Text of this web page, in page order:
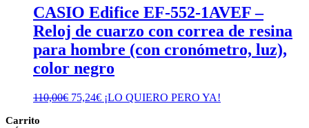
CASIO Edifice EF-552-1AVEF –
Reloj de cuarzo con correa de resina
para hombre (con cronómetro, luz),
color negro
110,00€ El
75,24€El¡LO QUIERO PERO YA!
Carrito